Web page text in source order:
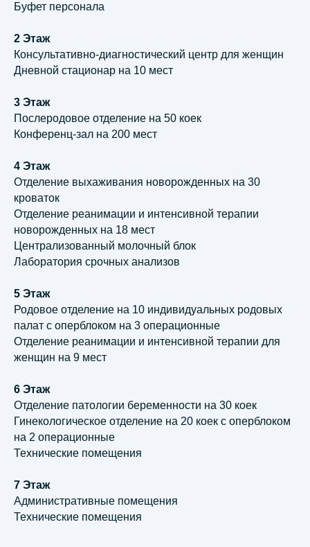
Буфет персонала
2 Этаж
Консультативно-диагностический центр для женщин
Дневной стационар на 10 мест
3 Этаж
Послеродовое отделение на 50 коек
Конференц-зал на 200 мест
4 Этаж
Отделение выхаживания новорожденных на 30
кроваток
Отделение реанимации и интенсивной терапии
новорожденных на 18 мест
Централизованный молочный блок
Лаборатория срочных анализов
5 Этаж
Родовое отделение на 10 индивидуальных родовых
палат с оперблоком на 3 операционные
Отделение реанимации и интенсивной терапии для
женщин на 9 мест
6 Этаж
Отделение патологии беременности на 30 коек
Гинекологическое отделение на 20 коек с оперблоком
на 2 операционные
Технические помещения
7 Этаж
Административные помещения
Технические помещения
E-mail:
info@giprozdraw.ru
Телефон:
Адрес:
проезд дом 12, офис 63
НАПИСАТЬ НАМ
Правовая информация
© АО «Гипроздрав» | 2001 —